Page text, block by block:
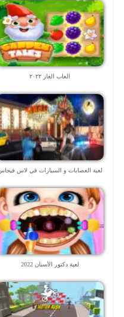
العاب الغاز ٢٠٢٢
لعبة العصابات و السيارات في لاس فيجاس
لعبة دكتور الأسنان 2022